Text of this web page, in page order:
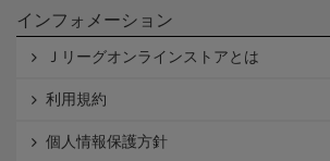
インフォメーション
Ｊリーグオンラインストアとは
利用規約
個人情報保護方針